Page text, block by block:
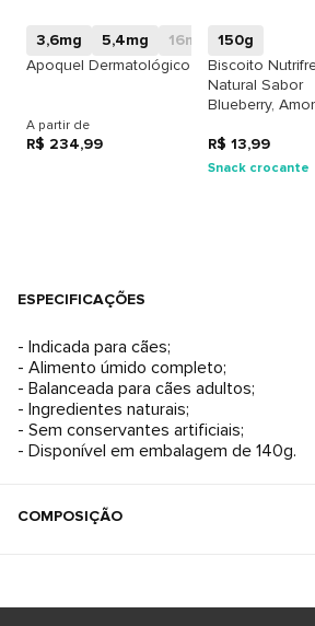
3,6mg 5,4mg
16mg
Apoquel Dermatológico
A partir de
R$ 234,99
150g
Biscoito
Natural Sabor
Blueberry,
Adultos
R$ 13,99
Snack crocante
ESPECIFICAÇÕES
- Indicada para cães;
- Alimento úmido completo;
- Balanceada para cães adultos;
- Ingredientes naturais;
- Sem conservantes artificiais;
- Disponível em embalagem de 140g.
COMPOSIÇÃO